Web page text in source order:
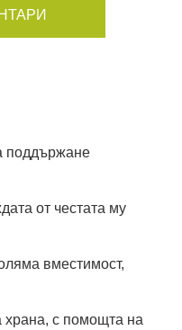
поддържане
от честата му
вместимост,
храна, с помощта на